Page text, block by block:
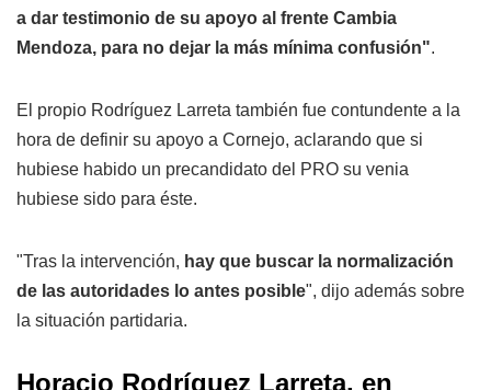
a dar testimonio de su apoyo al frente Cambia
Mendoza, para no dejar la más mínima confusión".
El propio Rodríguez Larreta también fue contundente a la
hora de definir su apoyo a Cornejo, aclarando que si
hubiese habido un precandidato del PRO su venia
hubiese sido para éste.
"Tras la intervención, hay que buscar la normalización
de las autoridades lo antes posible", dijo además sobre
la situación partidaria.
Horacio Rodríguez Larreta, en